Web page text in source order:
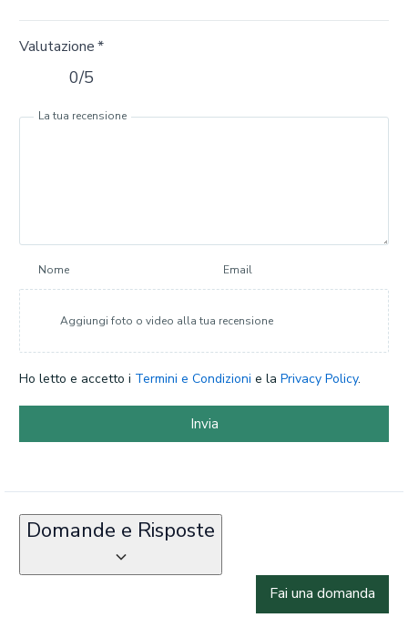
Valutazione*
0/5
La tua recensione
Nome Email
Aggiungi foto o video alla tua recensione
Ho letto e accetto i Termini e Condizioni e la Privacy Policy.
Invia
Domande e Risposte
Fai una domanda